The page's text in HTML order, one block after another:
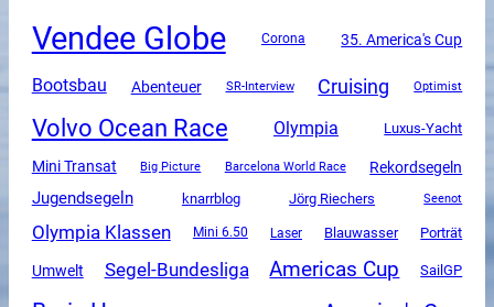
Vendee Globe Corona 35. America's Cup
Bootsbau Abenteuer SR-Interview Cruising Optimist
Volvo Ocean Race Olympia Luxus-Yacht
Mini Transat Big Picture Barcelona World Race Rekordsegeln
Jugendsegeln knarrblog Jörg Riechers Seenot
Olympia Klassen Mini 6.50 Laser Blauwasser Porträt
Umwelt Segel-Bundesliga Americas Cup SailGP